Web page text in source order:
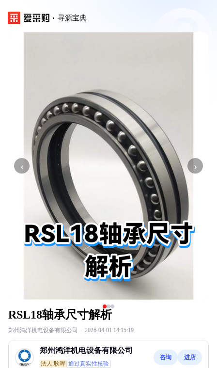
寻源宝典
‹ ›
RSL18轴承尺寸解析
郑州鸿洋机电设备有限公司 · 2026-04-01 14:15:19
郑州鸿洋机电设备有限公司
法人:耿晖 通过真实性核验
咨询 进店